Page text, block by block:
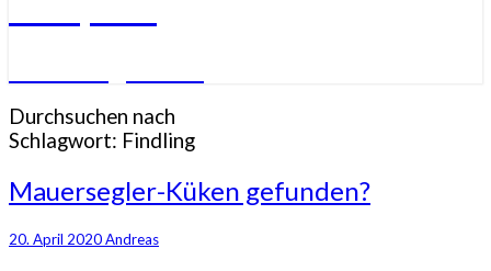
Durchsuchen nach
Schlagwort: Findling
Mauersegler-
Küken
gefunden?
Mauersegler-Küken gefunden?
20. April 2020Andreas